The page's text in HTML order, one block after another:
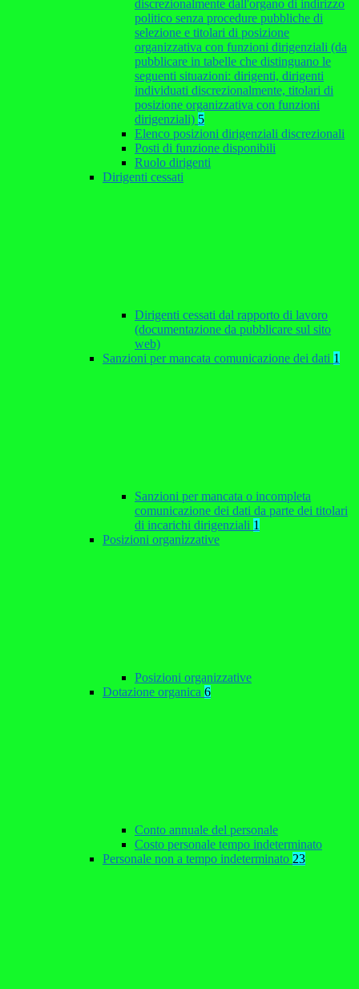
discrezionalmente dall'organo di indirizzo
politico senza procedure pubbliche di
selezione e titolari di posizione
organizzativa con funzioni dirigenziali (da
pubblicare in tabelle che distinguano le
seguenti situazioni: dirigenti, dirigenti
individuati discrezionalmente, titolari di
posizione organizzativa con funzioni
dirigenziali) 5
Elenco posizioni dirigenziali discrezionali
Posti di funzione disponibili
Ruolo dirigenti
Dirigenti cessati
Dirigenti cessati dal rapporto di lavoro
(documentazione da pubblicare sul sito
web)
Sanzioni per mancata comunicazione dei dati 1
Sanzioni per mancata o incompleta
comunicazione dei dati da parte dei titolari
di incarichi dirigenziali 1
Posizioni organizzative
Posizioni organizzative
Dotazione organica 6
Conto annuale del personale
Costo personale tempo indeterminato
Personale non a tempo indeterminato 23